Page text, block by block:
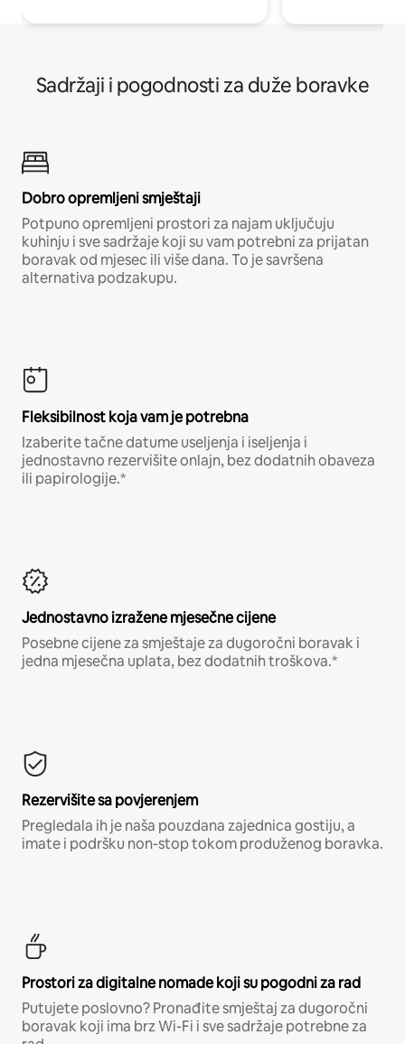
Sadržaji i pogodnosti za duže boravke
Dobro opremljeni smještaji
Potpuno opremljeni prostori za najam uključuju
kuhinju i sve sadržaje koji su vam potrebni za prijatan
boravak od mjesec ili više dana. To je savršena
alternativa podzakupu.
Fleksibilnost koja vam je potrebna
Izaberite tačne datume useljenja i iseljenja i
jednostavno rezervišite onlajn, bez dodatnih obaveza
ili papirologije.*
Jednostavno izražene mjesečne cijene
Posebne cijene za smještaje za dugoročni boravak i
jedna mjesečna uplata, bez dodatnih troškova.*
Rezervišite sa povjerenjem
Pregledala ih je naša pouzdana zajednica gostiju, a
imate i podršku non-stop tokom produženog boravka.
Prostori za digitalne nomade koji su pogodni za rad
Putujete poslovno? Pronađite smještaj za dugoročni
boravak koji ima brz Wi-Fi i sve sadržaje potrebne za